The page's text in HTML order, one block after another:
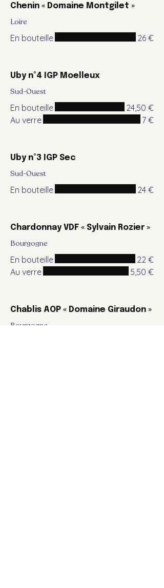
Chenin « Domaine Montgilet »
Loire
En bouteille 26 €
Uby n°4 IGP Moelleux
Sud-Ouest
En bouteille
24,50 €
Au verre
7 €
Uby n°3 IGP Sec
Sud-Ouest
En bouteille 24 €
Chardonnay VDF « Sylvain Rozier »
Bourgogne
En bouteille
22 €
Au verre
5,50 €
Chablis AOP « Domaine Giraudon »
Bourgogne